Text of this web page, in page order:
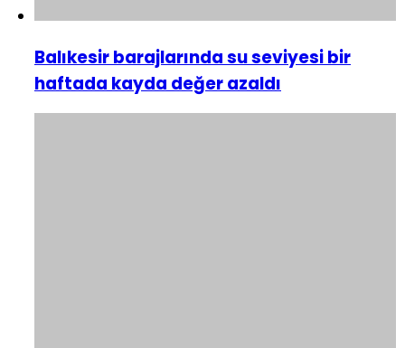
Balıkesir barajlarında su seviyesi bir
haftada kayda değer azaldı